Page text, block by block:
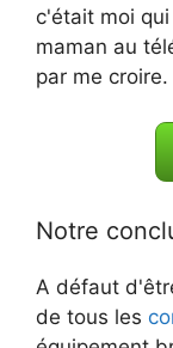
c'était moi
maman au
par me croire.
Notre
A défaut
de tous les